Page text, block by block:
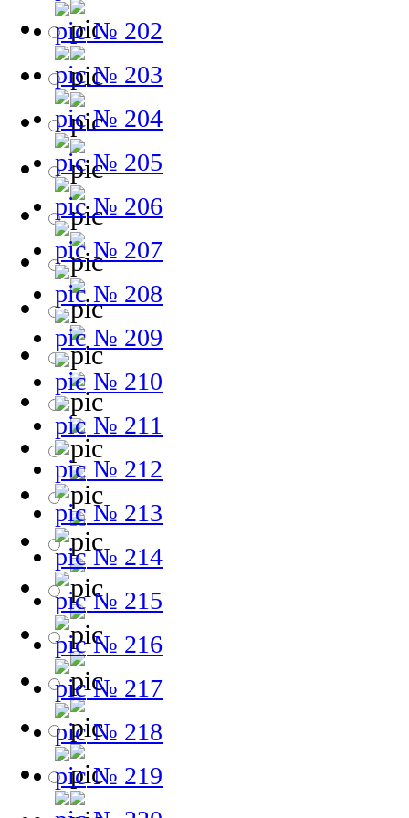
№ 202
№ 203
№ 204
№ 205
№ 206
№ 207
№ 208
№ 209
№ 210
№ 211
№ 212
№ 213
№ 214
№ 215
№ 216
№ 217
№ 218
№ 219